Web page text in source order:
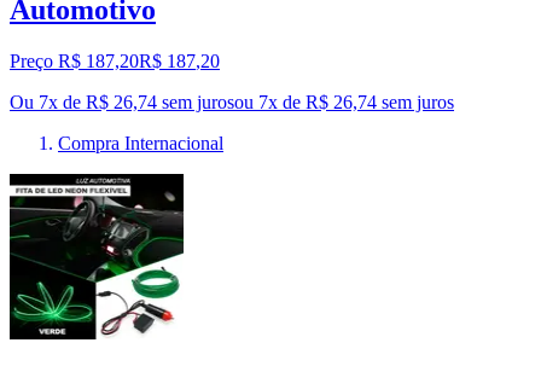
Automotivo
Preço R$ 187,20R$ 187,20
Ou 7x de R$ 26,74 sem jurosou 7x de R$ 26,74 sem juros
Compra Internacional